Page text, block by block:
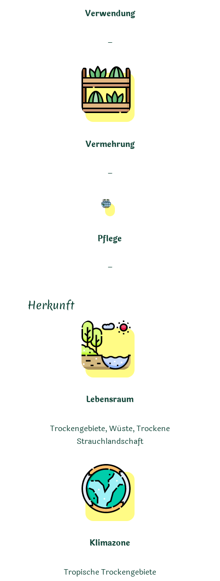
Verwendung
–
Vermehrung
–
Pflege
–
Herkunft
Lebensraum
Trockengebiete, Wüste, Trockene
Strauchlandschaft
Klimazone
Tropische Trockengebiete